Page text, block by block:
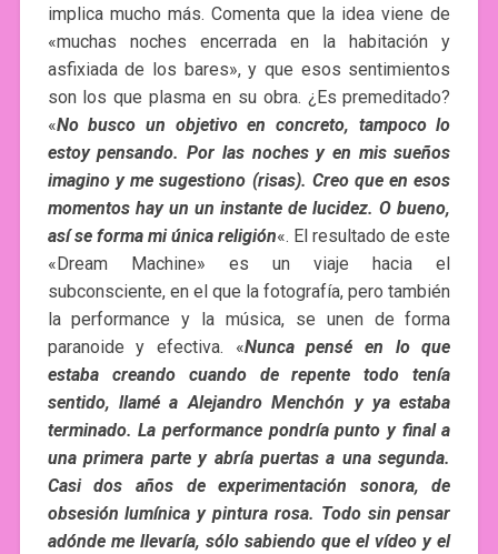
implica mucho más. Comenta que la idea viene de
«muchas noches encerrada en la habitación y
asfixiada de los bares», y que esos sentimientos
son los que plasma en su obra. ¿Es premeditado?
«No busco un objetivo en concreto, tampoco lo
estoy pensando. Por las noches y en mis sueños
imagino y me sugestiono (risas). Creo que en esos
momentos hay un un instante de lucidez. O bueno,
así se forma mi única religión«. El resultado de este
«Dream Machine» es un viaje hacia el
subconsciente, en el que la fotografía, pero también
la performance y la música, se unen de forma
paranoide y efectiva. «Nunca pensé en lo que
estaba creando cuando de repente todo tenía
sentido, llamé a Alejandro Menchón y ya estaba
terminado. La performance pondría punto y final a
una primera parte y abría puertas a una segunda.
Casi dos años de experimentación sonora, de
obsesión lumínica y pintura rosa. Todo sin pensar
adónde me llevaría, sólo sabiendo que el vídeo y el